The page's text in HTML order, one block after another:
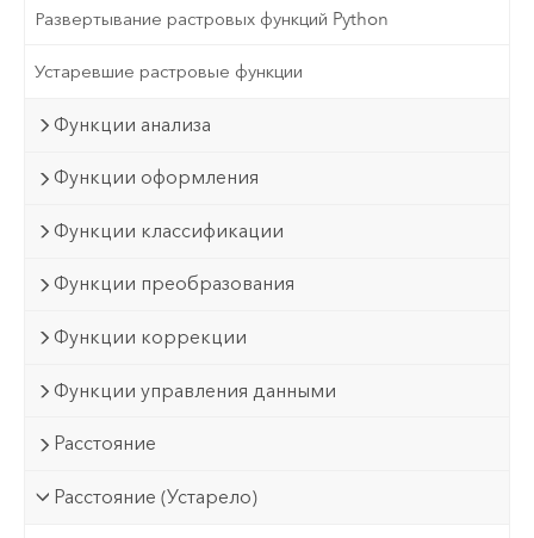
Развертывание растровых функций Python
Устаревшие растровые функции
Функции анализа
Функции оформления
Функции классификации
Функции преобразования
Функции коррекции
Функции управления данными
Расстояние
Расстояние (Устарело)